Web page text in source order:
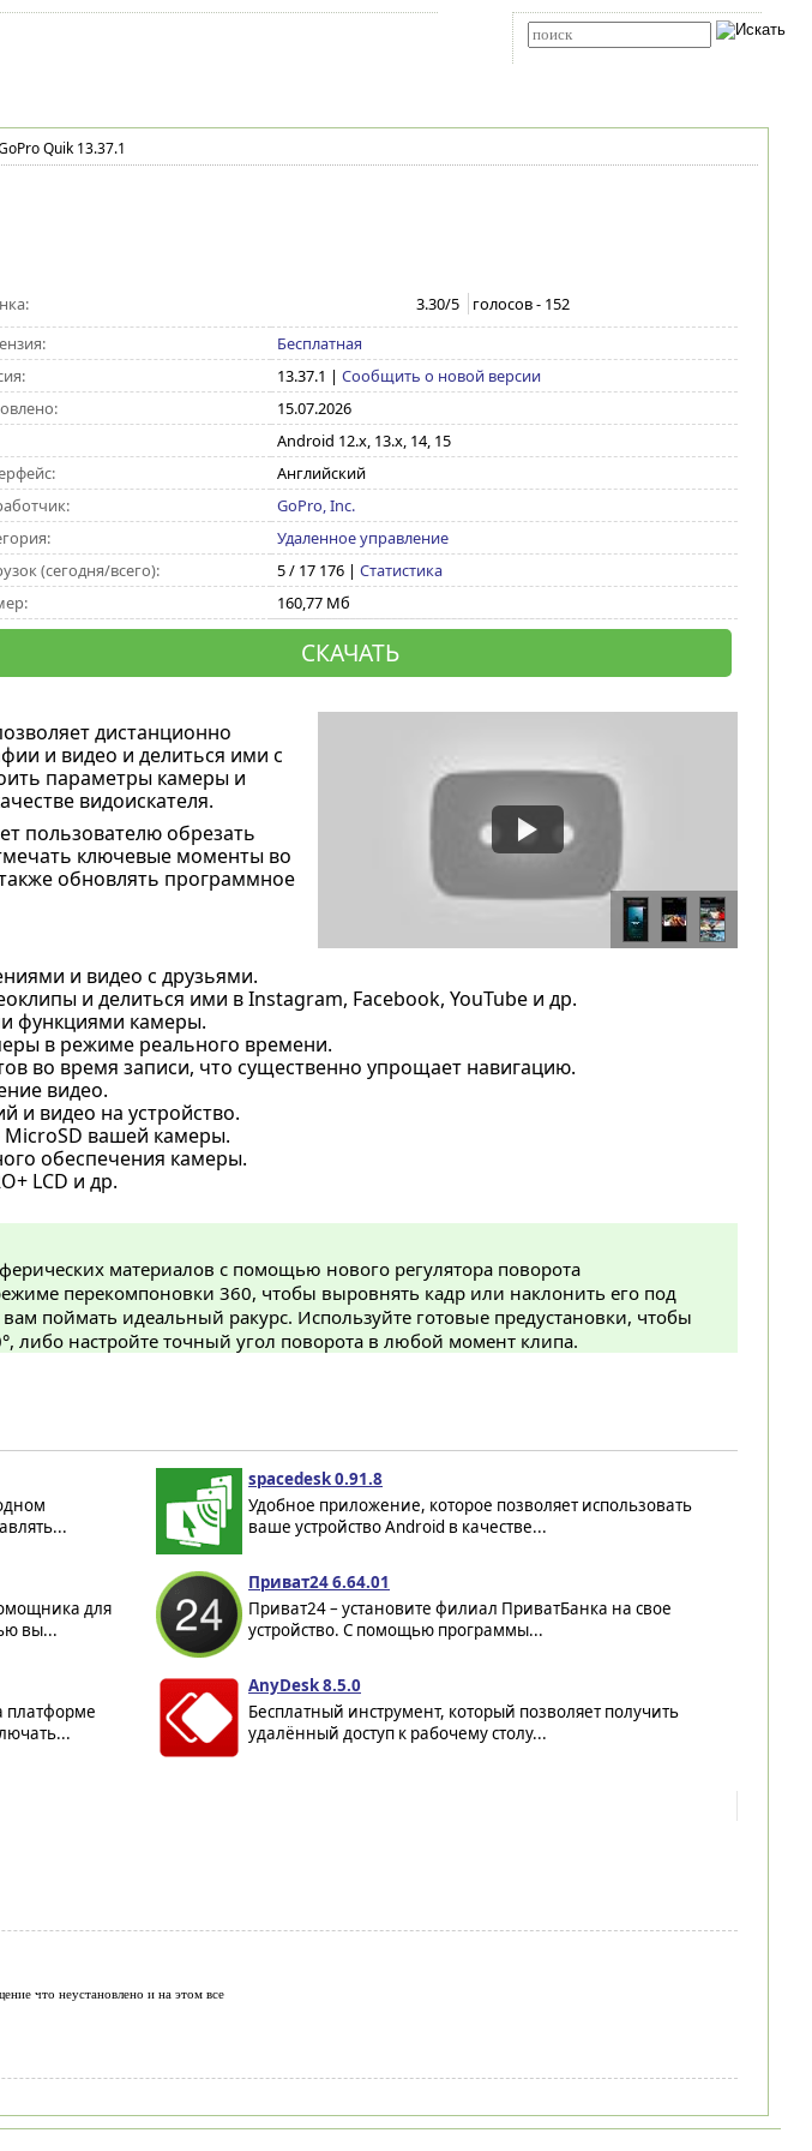
Quik 13.37.1
3.30/5 голосов - 152
Бесплатная
13.37.1 | Сообщить о новой версии
15.07.2026
Android 12.x, 13.x, 14, 15
Английский
GoPro, Inc.
Удаленное управление
(сегодня/всего):
5 / 17 176 | Статистика
160,77 Мб
СКАЧАТЬ
дистанционно
и видео и делиться ими с
параметры камеры и
видоискателя.
пользователю обрезать
ключевые моменты во
обновлять программное
и видео с друзьями.
и делиться ими в Instagram, Facebook, YouTube и др.
функциями камеры.
в режиме реального времени.
во время записи, что существенно упрощает навигацию.
видео.
и видео на устройство.
вашей камеры.
обеспечения камеры.
LCD и др.
материалов с помощью нового регулятора поворота
перекомпоновки 360, чтобы выровнять кадр или наклонить его под
поймать идеальный ракурс. Используйте готовые предустановки, чтобы
либо настройте точный угол поворота в любой момент клипа.
spacedesk 0.91.8
Удобное приложение, которое позволяет использовать
ваше устройство Android в качестве...
для
вы...
Приват24 6.64.01
Приват24 – установите филиал ПриватБанка на свое
устройство. С помощью программы...
платформе
AnyDesk 8.5.0
Бесплатный инструмент, который позволяет получить
удалённый доступ к рабочему столу...
что неустановлено и на этом все